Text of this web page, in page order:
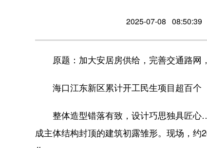
2025-07-08 08:50:39
原题：加大安居房供给，完善交通路网
海口江东新区累计开工民生项目超百个
整体造型错落有致，设计巧思独具匠心
成主体结构封顶的建筑初露雏形。现场，